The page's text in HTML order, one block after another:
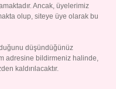
Ancak, üyelerimiz
olup, siteye üye olarak bu
düşündüğünüz
adresine bildirmeniz halinde,
kaldırılacaktır.